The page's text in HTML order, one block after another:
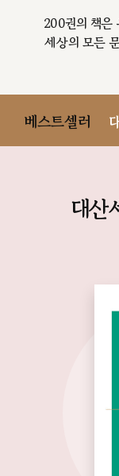
200권의 책은
세상의 모든
베스트셀러
대산